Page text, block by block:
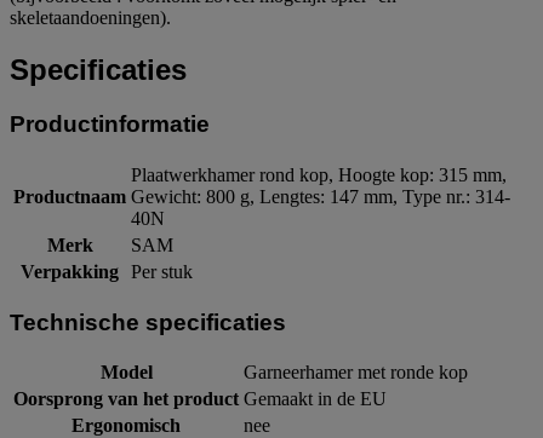
skeletaandoeningen).
Specificaties
Productinformatie
Productnaam
Plaatwerkhamer rond kop, Hoogte kop: 315 mm,
Gewicht: 800 g, Lengtes: 147 mm, Type nr.: 314-
40N
Merk
SAM
Verpakking Per stuk
Technische specificaties
Model
Garneerhamer met ronde kop
Oorsprong van het product Gemaakt in de EU
Ergonomisch
nee